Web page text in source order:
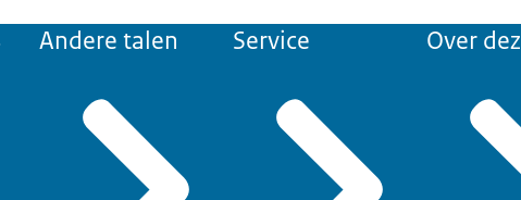
Andere talen Service Over